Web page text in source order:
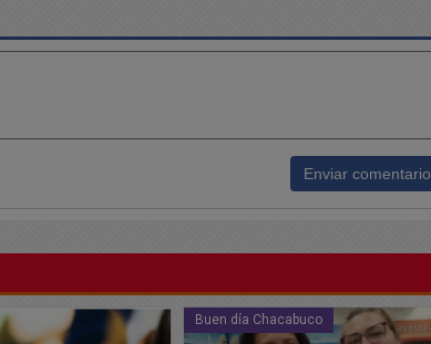
Enviar comentario
Buen día Chacabuco